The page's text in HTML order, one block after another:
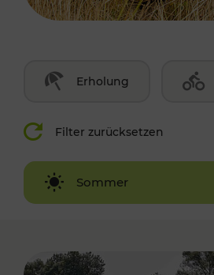
Erholung
Filter zurücksetzen
Sommer
Winter